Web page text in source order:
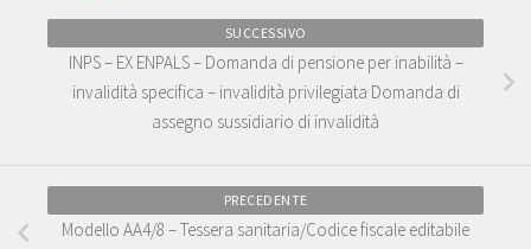
SUCCESSIVO
INPS – EX ENPALS – Domanda di pensione per inabilità –
invalidità specifica – invalidità privilegiata Domanda di
assegno sussidiario di invalidità
PRECEDENTE
Modello AA4/8 – Tessera sanitaria/Codice fiscale editabile